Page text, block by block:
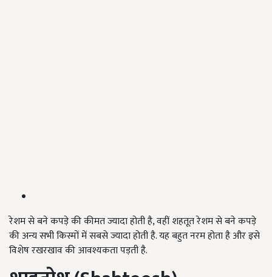
रेशम से बने कपड़े की कीमत ज्यादा होती है, वहीं शहतूत रेशम से बने कपड़े
की अन्य सभी किस्मों में सबसे ज्यादा होती है. यह बहुत नरम होता है और इसे
विशेष रखरखाव की आवश्यकता पड़ती है.